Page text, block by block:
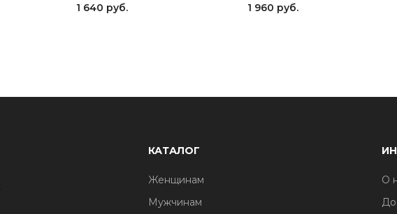
1 640 руб.
1 960 руб.
КАТАЛОГ
Женщинам
Мужчинам
О